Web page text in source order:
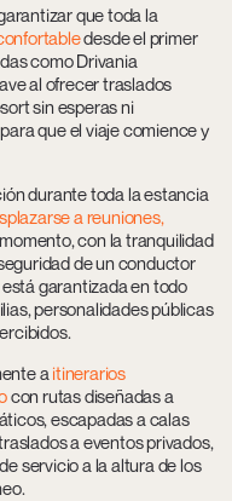
que toda la
desde el primer
como Drivania
al ofrecer traslados
sin esperas ni
que el viaje comience y
durante toda la estancia
a reuniones,
con la tranquilidad
de un conductor
garantizada en todo
personalidades públicas
a itinerarios
con rutas diseñadas a
escapadas a calas
a eventos privados,
servicio a la altura de los